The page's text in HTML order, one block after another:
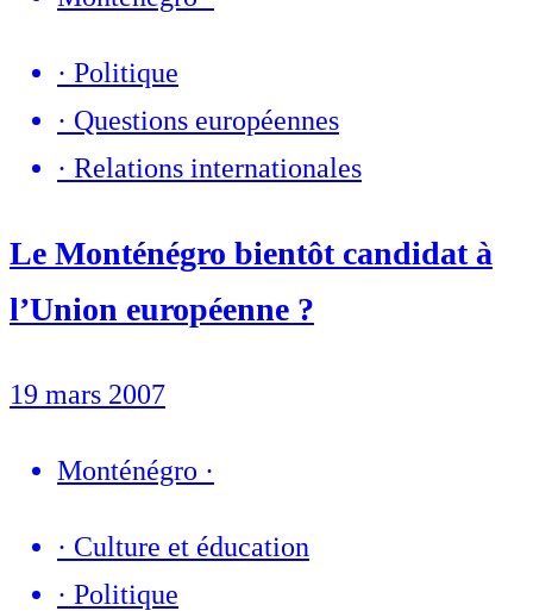
· Politique
· Questions européennes
· Relations internationales
Le Monténégro bientôt candidat à
l’Union européenne ?
19 mars 2007
Monténégro ·
· Culture et éducation
· Politique